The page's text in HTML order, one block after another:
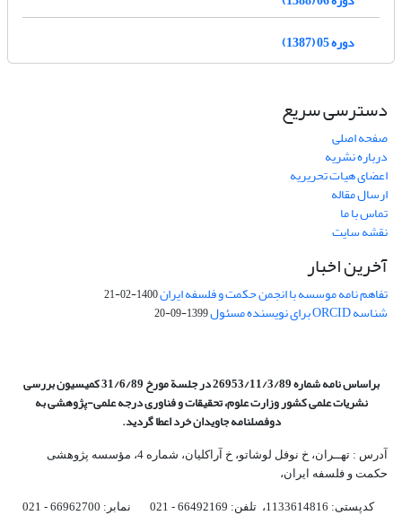
دوره 05 (1387)
دسترسی سریع
صفحه اصلی
درباره نشریه
اعضای هیات تحریریه
ارسال مقاله
تماس با ما
نقشه سایت
آخرین اخبار
تفاهم نامه موسسه با انجمن حکمت و فلسفه ایران1400-02-21
شناسه ORCID برای نویسنده مسئول 1399-09-20
براساس نامه شماره 26953/11/3/89 در جلسة مورخ 31/6/89 کمیسیون
بررسی
نشریات علمی کشور وزارت علوم، تحقیقات و فناوری درجه علمی‌-پژوهشیبه
دوفصلنامه جاویدان خرد اعطا گردید.
آدرس : تهــران، خ نوفل لوشاتو، خ آراکلیان، شماره 4،‌ مؤسسه پژوهشی
حکمت و فلسفه ایران،‌
کدپستی: 1133614816، تلفن: 66492169 - 021 نمابر: 66962700 - 021